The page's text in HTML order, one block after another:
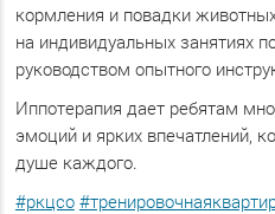
кормления и повадки
на индивидуальных занятиях
руководством опытного
Иппотерапия дает ребятам
эмоций и ярких впечатлений,
душе каждого.
#ркцсо